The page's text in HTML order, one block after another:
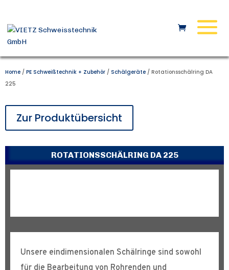
Home / PE Schweißtechnik + Zubehör / Schälgeräte / Rotationsschälring DA
225
Zur Produktübersicht
ROTATIONSSCHÄLRING DA 225
Unsere eindimensionalen Schälringe sind sowohl
für die Bearbeitung von Rohrenden und